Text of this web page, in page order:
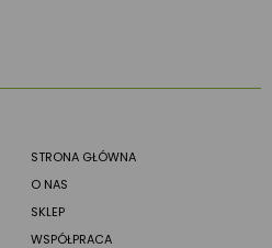
STRONA GŁÓWNA
O NAS
SKLEP
WSPÓŁPRACA